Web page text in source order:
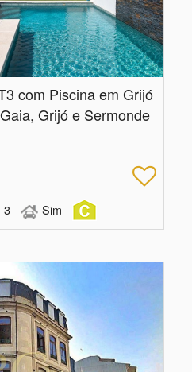
com Piscina em Grijó
Grijó e Sermonde
3 Sim